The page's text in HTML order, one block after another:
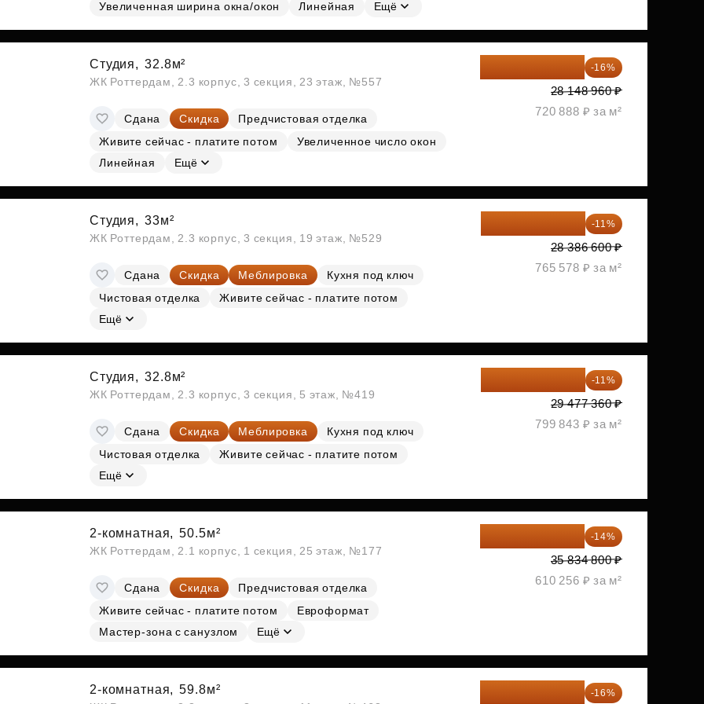
СубсидииУвеличенная ширина окна/окон
Линейная Ещё
Студия, 32.8м²
ЖК Роттердам, 2.3 корпус, 3 секция, 23 этаж, №557
Сдана Скидка
Предчистовая отделка
Живите сейчас - платите потом
Увеличенное число окон
Линейная
Ещё
-16%
28 148 960 ₽
720 888 ₽ за м²
Студия, 33м²
ЖК Роттердам, 2.3 корпус, 3 секция, 19 этаж, №529
Сдана Скидка Меблировка
Кухня под ключ
Чистовая отделка
Живите сейчас - платите потом
Ещё
-11%
28 386 600 ₽
765 578 ₽ за м²
Студия, 32.8м²
ЖК Роттердам, 2.3 корпус, 3 секция, 5 этаж, №419
Сдана Скидка Меблировка
Кухня под ключ
Чистовая отделка
Живите сейчас - платите потом
Ещё
-11%
29 477 360 ₽
799 843 ₽ за м²
2-комнатная, 50.5м²
ЖК Роттердам, 2.1 корпус, 1 секция, 25 этаж, №177
Сдана Скидка
Предчистовая отделка
Живите сейчас - платите потом
Евроформат
Мастер-зона с санузлом
Ещё
-14%
35 834 800 ₽
610 256 ₽ за м²
2-комнатная, 59.8м² -16%